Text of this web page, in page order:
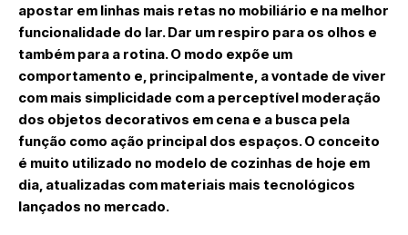
apostar em linhas mais retas no mobiliário e na melhor
funcionalidade do lar. Dar um respiro para os olhos e
também para a rotina. O modo expõe um
comportamento e, principalmente, a vontade de viver
com mais simplicidade com a perceptível moderação
dos objetos decorativos em cena e a busca pela
função como ação principal dos espaços. O conceito
é muito utilizado no modelo de cozinhas de hoje em
dia, atualizadas com materiais mais tecnológicos
lançados no mercado.